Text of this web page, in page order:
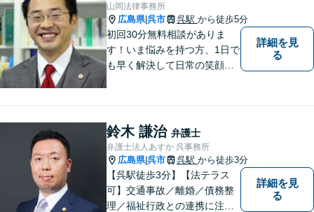
山岡法律事務所
広島県|呉市 呉駅 から徒歩5分
初回30分無料相談がありま
す！いま悩みを持つ方、1日で
も早く解決して日常の笑顔を
個人様・法人様の問題に幅広
く対応しています。
詳細を見
る
鈴木 謙治 弁護士
弁護士法人あすか 呉事務所
広島県|呉市 呉駅 から徒歩3分
【呉駅徒歩3分】【法テラス
可】交通事故／離婚／債務整
理／福祉行政との連携に注力
詳細を見
る